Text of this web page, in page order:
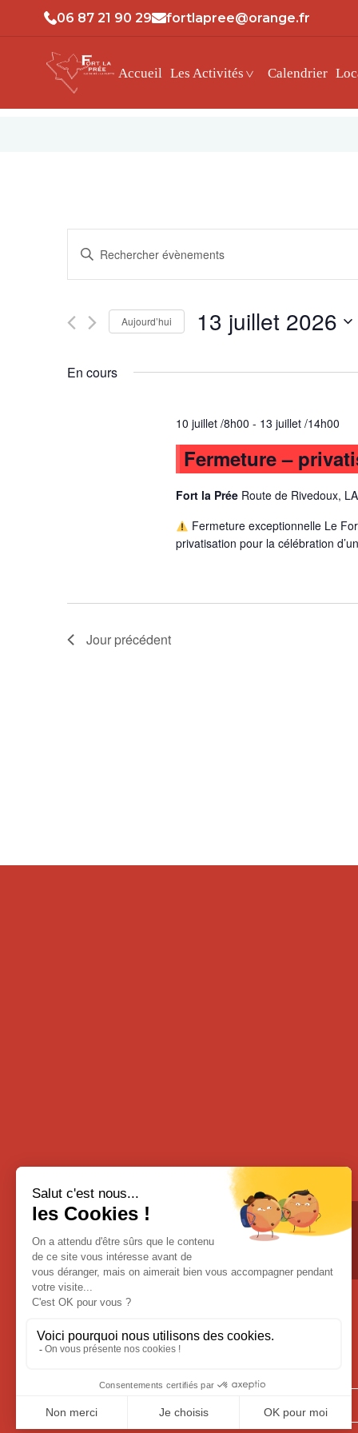
06 87 21 90 29 fortlapree@orange.fr
Accueil Les Activités Calendrier
Recherche
et
navigation
de
vues
Saisir
Rechercher
Évènements
clé.
Aujourd’hui 13 juillet 2026
En cours
10 juillet /8h00 - 13 juillet /14h00
Fermeture –
Fort la Prée Route de Rivedoux,
Fermeture exceptionnelle Le
privatisation pour la célébration
Jour précédent
fortlapree@orange.fr
Soyez informés